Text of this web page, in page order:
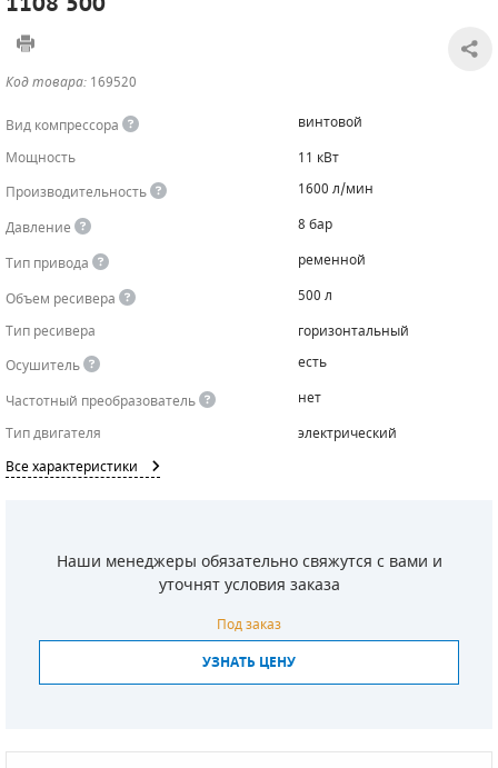
Код товара: 169520
Вид компрессора
винтовой
Мощность
11 кВт
Производительность
1600 л/мин
Давление
8 бар
Тип привода
ременной
Объем ресивера
500 л
Тип ресивера
горизонтальный
Осушитель
есть
Частотный преобразователь
нет
Тип двигателя
электрический
Все характеристики
Наши менеджеры обязательно свяжутся с вами и
уточнят условия заказа
Под заказ
УЗНАТЬ ЦЕНУ
САДОВАЯ ТЕХНИКА
ЧИЛЛЕРЫ
КАНАЛИЗАЦИОННЫЕ НАСОСЫ
БЕНЗИНОВЫЕ МОТОПОМПЫ
ТАЛИ И ТЕЛЬФЕРЫ
ОСВЕТИТЕЛЬНЫЕ МАЧТЫ
КОНТРОЛЛЕРЫ (БЛОКИ УПРАВЛЕНИЯ)
ПРЕДОХРАНИТЕЛЬНЫЕ КЛАПАНЫ
ОБРАТНЫЕ КЛАПАНЫ
РЕЛЕ ДАВЛЕНИЯ ДЛЯ ДЛЯ КОМПРЕССОРОВ
ДАТЧИКИ
РУКАВА ВЫСОКОГО ДАВЛЕНИЯ (РВД)
ЗАПЧАСТИ ДЛЯ ВИНТОВЫХ КОМПРЕССОРОВ
ФИЛЬТРОВ
ДЛЯ АДСОРБЦИОННЫХ ОСУШИТЕЛЕЙ
ДИЗЕЛЬНЫЕ ДВИГАТЕЛИ